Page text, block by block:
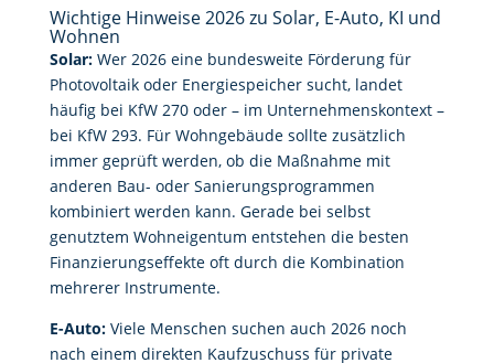
Wichtige Hinweise 2026 zu Solar, E-Auto, KI und
Wohnen
Solar:Wer 2026 eine bundesweite Förderung für
Photovoltaik oder Energiespeicher sucht, landet
häufig bei KfW 270 oder – im Unternehmenskontext –
bei KfW 293. Für Wohngebäude sollte zusätzlich
immer geprüft werden, ob die Maßnahme mit
anderen Bau- oder Sanierungsprogrammen
kombiniert werden kann. Gerade bei selbst
genutztem Wohneigentum entstehen die besten
Finanzierungseffekte oft durch die Kombination
mehrerer Instrumente.
E-Auto:Viele Menschen suchen auch 2026 noch
nach einem direkten Kaufzuschuss für private